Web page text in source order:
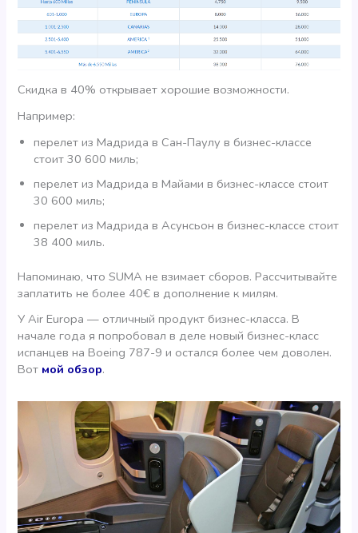
Скидка в 40% открывает хорошие возможности.
Например:
перелет из Мадрида в Сан-Паулу в бизнес-классе
стоит 30 600 миль;
перелет из Мадрида в Майами в бизнес-классе стоит
30 600 миль;
перелет из Мадрида в Асунсьон в бизнес-классе стоит
38 400 миль.
Напоминаю, что SUMA не взимает сборов. Рассчитывайте
заплатить не более 40€ в дополнение к милям.
У Air Europa — отличный продукт бизнес-класса. В
начале года я попробовал в деле новый бизнес-класс
испанцев на Boeing 787-9 и остался более чем доволен.
Вот мой обзор.